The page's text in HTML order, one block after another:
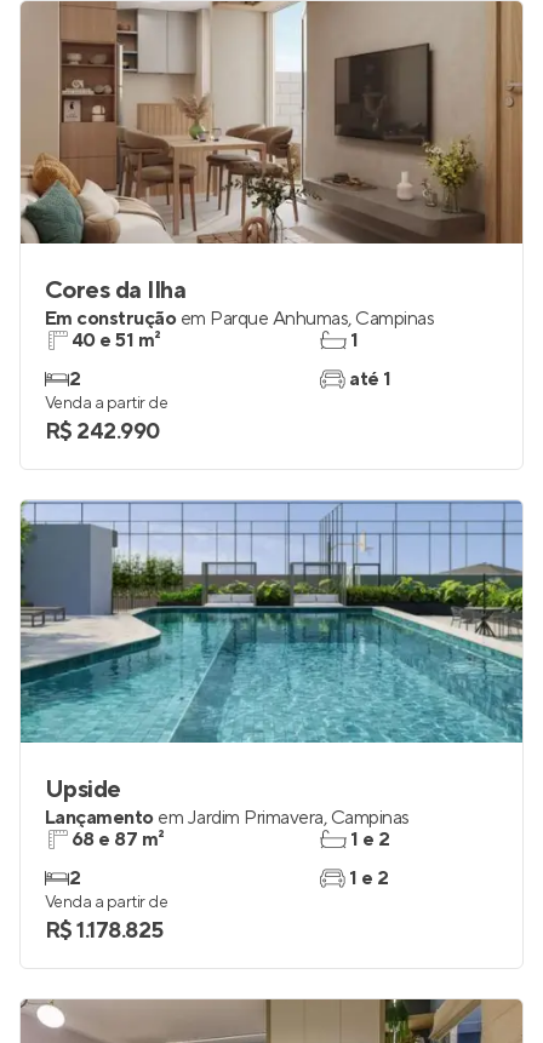
Cores da Ilha
Em construção em Parque Anhumas, Campinas
40 e 51 m²
2
1
até 1
Venda a partir de
R$ 242.990
Upside
Lançamento em Jardim Primavera, Campinas
68 e 87 m²
2
1 e 2
1 e 2
Venda a partir de
R$ 1.178.825